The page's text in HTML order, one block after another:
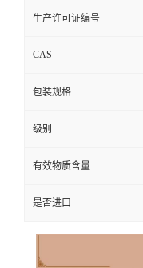
生产许可证编号
CAS
包装规格
级别
有效物质含量
是否进口